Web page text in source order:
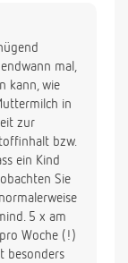
mal,
kann, wie
in
zur
bzw.
ein Kind
Sie
5 x am
Woche (!)
besonders